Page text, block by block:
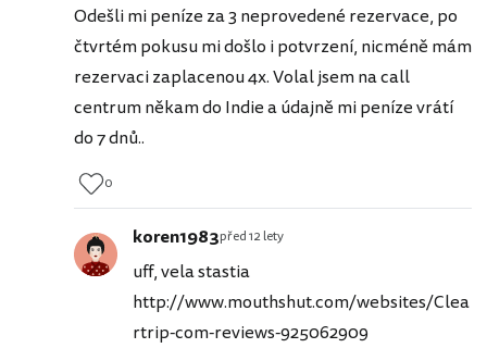
Odešli mi peníze za 3 neprovedené rezervace, po
čtvrtém pokusu mi došlo i potvrzení, nicméně mám
rezervaci zaplacenou 4x. Volal jsem na call
centrum někam do Indie a údajně mi peníze vrátí
do 7 dnů..
0
koren1983před 12 lety
uff, vela stastia
http://www.mouthshut.com/websites/Clea
rtrip-com-reviews-925062909